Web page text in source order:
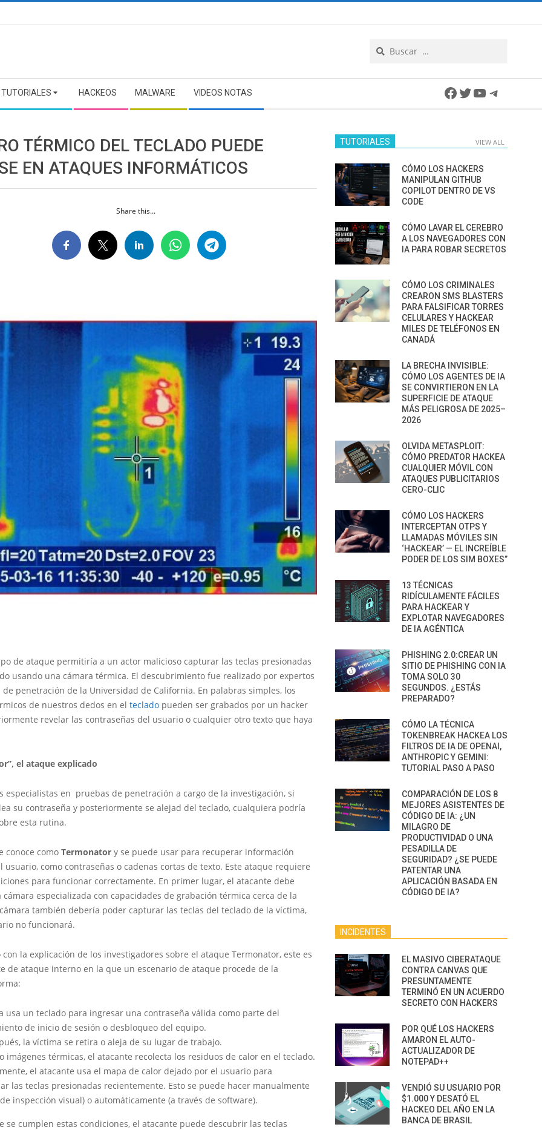
TUTORIALES HACKEOS MALWARE VIDEOS NOTAS Facebook
Twitter
YouTube
TÉRMICO DEL TECLADO PUEDE
EN ATAQUES INFORMÁTICOS
Share this...
de ataque permitiría a un actor malicioso capturar las teclas presionadas
usando una cámara térmica. El descubrimiento fue realizado por expertos
penetración de la Universidad de California. En palabras simples, los
de nuestros dedos en el teclado pueden ser grabados por un hacker
revelar las contraseñas del usuario o cualquier otro texto que haya
el ataque explicado
especialistas en pruebas de penetración a cargo de la investigación, si
su contraseña y posteriormente se alejad del teclado, cualquiera podría
esta rutina.
conoce como Termonator y se puede usar para recuperar información
usuario, como contraseñas o cadenas cortas de texto. Este ataque requiere
para funcionar correctamente. En primer lugar, el atacante debe
cámara especializada con capacidades de grabación térmica cerca de la
también debería poder capturar las teclas del teclado de la víctima,
no funcionará.
con la explicación de los investigadores sobre el ataque Termonator, este es
de ataque interno en la que un escenario de ataque procede de la
usa un teclado para ingresar una contraseña válida como parte del
de inicio de sesión o desbloqueo del equipo.
la víctima se retira o aleja de su lugar de trabajo.
imágenes térmicas, el atacante recolecta los residuos de calor en el teclado.
el atacante usa el mapa de calor dejado por el usuario para
las teclas presionadas recientemente. Esto se puede hacer manualmente
inspección visual) o automáticamente (a través de software).
se cumplen estas condiciones, el atacante puede descubrir las teclas
TUTORIALES VIEW ALL
CÓMO LOS HACKERS
MANIPULAN GITHUB
COPILOT DENTRO DE VS
CODE
CÓMO LAVAR EL CEREBRO
A LOS NAVEGADORES CON
IA PARA ROBAR SECRETOS
CÓMO LOS CRIMINALES
CREARON SMS BLASTERS
PARA FALSIFICAR TORRES
CELULARES Y HACKEAR
MILES DE TELÉFONOS EN
CANADÁ
LA BRECHA INVISIBLE:
CÓMO LOS AGENTES DE IA
SE CONVIRTIERON EN LA
SUPERFICIE DE ATAQUE
MÁS PELIGROSA DE 2025–
2026
OLVIDA METASPLOIT:
CÓMO PREDATOR HACKEA
CUALQUIER MÓVIL CON
ATAQUES PUBLICITARIOS
CERO-CLIC
CÓMO LOS HACKERS
INTERCEPTAN OTPS Y
LLAMADAS MÓVILES SIN
‘HACKEAR’ — EL INCREÍBLE
PODER DE LOS SIM BOXES”
13 TÉCNICAS
RIDÍCULAMENTE FÁCILES
PARA HACKEAR Y
EXPLOTAR NAVEGADORES
DE IA AGÉNTICA
PHISHING 2.0:CREAR UN
SITIO DE PHISHING CON IA
TOMA SOLO 30
SEGUNDOS. ¿ESTÁS
PREPARADO?
CÓMO LA TÉCNICA
TOKENBREAK HACKEA LOS
FILTROS DE IA DE OPENAI,
ANTHROPIC Y GEMINI:
TUTORIAL PASO A PASO
COMPARACIÓN DE LOS 8
MEJORES ASISTENTES DE
CÓDIGO DE IA: ¿UN
MILAGRO DE
PRODUCTIVIDAD O UNA
PESADILLA DE
SEGURIDAD? ¿SE PUEDE
PATENTAR UNA
APLICACIÓN BASADA EN
CÓDIGO DE IA?
INCIDENTES
EL MASIVO CIBERATAQUE
CONTRA CANVAS QUE
PRESUNTAMENTE
TERMINÓ EN UN ACUERDO
SECRETO CON HACKERS
POR QUÉ LOS HACKERS
AMARON EL AUTO-
ACTUALIZADOR DE
NOTEPAD++
VENDIÓ SU USUARIO POR
$1.000 Y DESATÓ EL
HACKEO DEL AÑO EN LA
BANCA DE BRASIL